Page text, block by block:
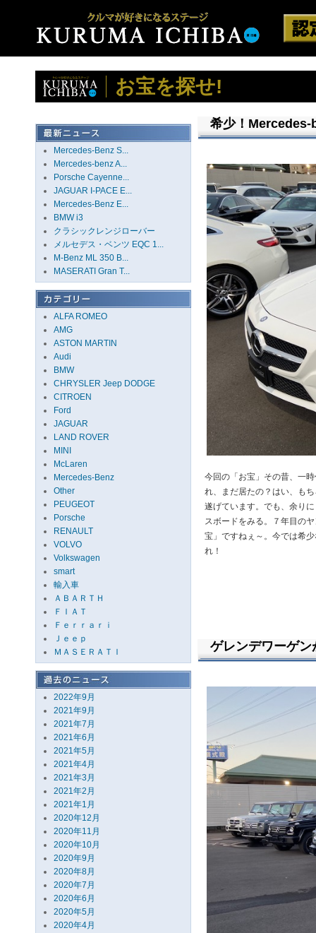
お宝を探せ!
Mercedes-Benz S...
Mercedes-benz A...
Porsche Cayenne...
JAGUAR I-PACE E...
Mercedes-Benz E...
BMW i3
クラシックレンジローバー
メルセデス・ベンツ EQC 1...
M-Benz ML 350 B...
MASERATI Gran T...
ALFA ROMEO
AMG
ASTON MARTIN
Audi
BMW
CHRYSLER Jeep DODGE
CITROEN
Ford
JAGUAR
LAND ROVER
MINI
McLaren
Mercedes-Benz
Other
PEUGEOT
Porsche
RENAULT
VOLVO
Volkswagen
smart
輸入車
ＡＢＡＲＴＨ
ＦＩＡＴ
Ｆｅｒｒａｒｉ
Ｊｅｅｐ
ＭＡＳＥＲＡＴＩ
2022年9月
2021年9月
2021年7月
2021年6月
2021年5月
2021年4月
2021年3月
2021年2月
2021年1月
2020年12月
2020年11月
2020年10月
2020年9月
2020年8月
2020年7月
2020年6月
2020年5月
2020年4月
希少！Mercedes-
今回の「お宝」その昔、一
れ、まだ居たの？はい、も
遂げています。でも、余り
スボードをみる。７年目の
宝」ですねぇ～。今では希
れ！
ゲレンデワーゲ